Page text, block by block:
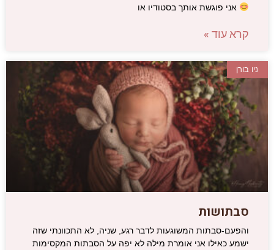
אני פוגשת אותך בסטודיו או
קרא עוד »
ניו בורן
סבתושות
והפעם-סבתות המשוגעות לדבר רגע, שניה, לא התכוונתי שזה
ישמע כאילו אני אומרת מילה לא יפה על הסבתות המקסימות